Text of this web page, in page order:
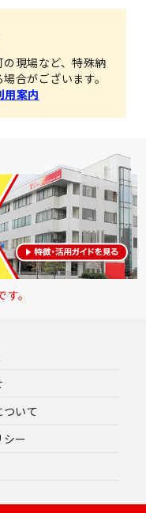
現場など、特殊納
合がございます。
用案内
。
いて
ー